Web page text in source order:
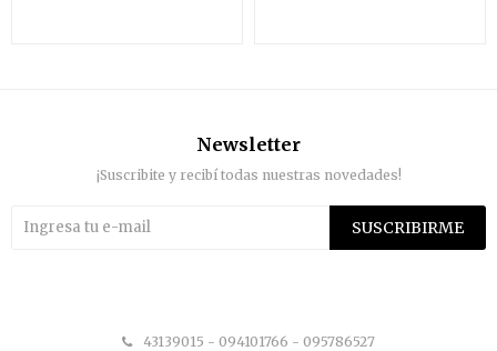
43139015 - 094101766 - 095786527
Newsletter
¡Suscribite y recibí todas nuestras novedades!
SUSCRIBIRME